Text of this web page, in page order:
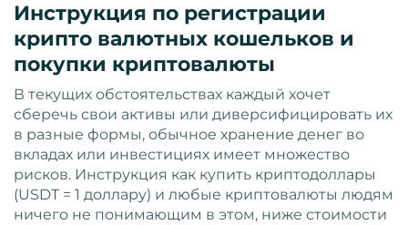
Инструкция по регистрации
крипто валютных кошельков и
покупки криптовалюты
В текущих обстоятельствах каждый хочет
сберечь свои активы или диверсифицировать их
в разные формы, обычное хранение денег во
вкладах или инвестициях имеет множество
рисков. Инструкция как купить криптодоллары
(USDT = 1 доллару) и любые криптовалюты людям
ничего не понимающим в этом, ниже стоимости